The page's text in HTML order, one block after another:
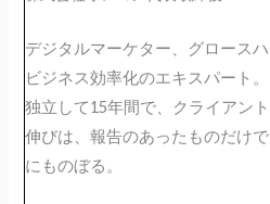
デジタルマーケター、グロースハ
ビジネス効率化のエキスパート。
独立して15年間で、クライアン
伸びは、報告のあったものだけ
にものぼる。